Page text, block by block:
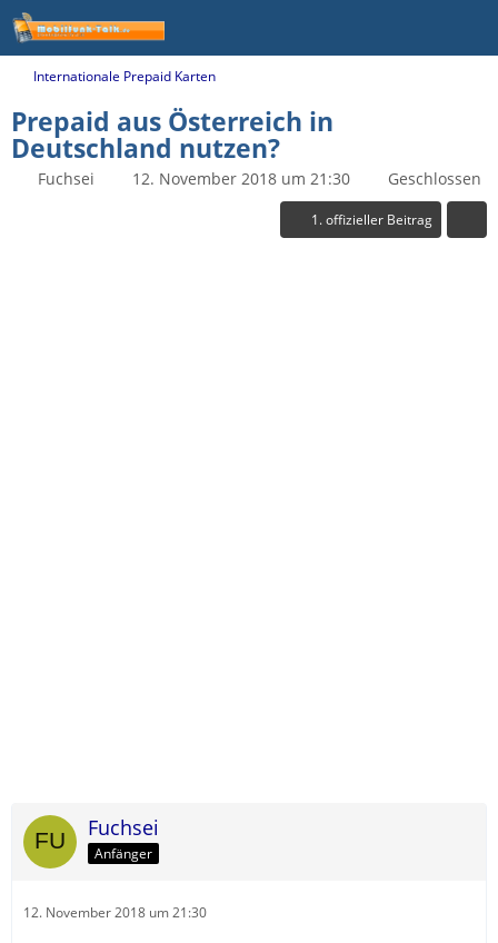
Internationale Prepaid Karten
Prepaid aus Österreich in
Deutschland nutzen?
Fuchsei 12. November 2018 um 21:30 Geschlossen
1. offizieller Beitrag
Fuchsei
Anfänger
12. November 2018 um 21:30